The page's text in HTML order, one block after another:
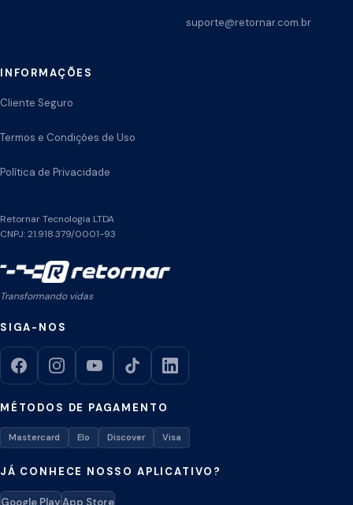
suporte@retornar.com.br
INFORMAÇÕES
Cliente Seguro
Termos e Condições de Uso
Política de Privacidade
Retornar Tecnologia LTDA
CNPJ: 21.918.379/0001-93
Transformando vidas
SIGA-NOS
MÉTODOS DE PAGAMENTO
Mastercard Elo Discover Visa
JÁ CONHECE NOSSO APLICATIVO?
Google PlayApp Store